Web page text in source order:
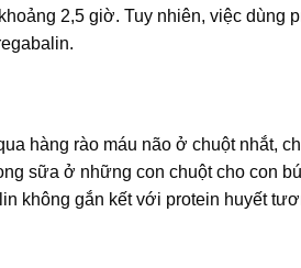
2,5 giờ. Tuy nhiên, việc dùng
hàng rào máu não ở chuột nhắt,
sữa ở những con chuột cho con
không gắn kết với protein huyết